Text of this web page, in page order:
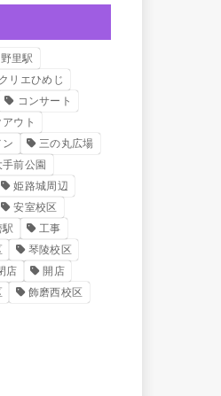
里駅
リエひめじ
コンサート
ウト
ン
三の丸広場
手前公園
姫路城周辺
安室校区
駅
工事
琴陵校区
店
開店
飾磨西校区